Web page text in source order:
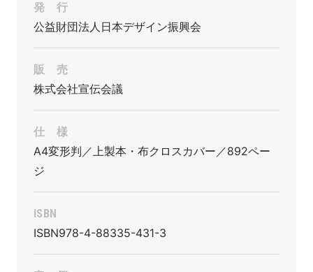
発 行
公益財団法人日本デザイン振興会
販 売
株式会社宣伝会議
仕 様
A4変形判／上製本・布クロスカバー／892ペー
ジ
ISBN
ISBN978-4-88335-431-3